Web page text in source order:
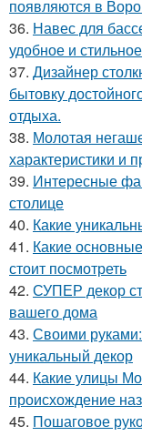
появляются в
36. Навес для
удобное и
37. Дизайнер
бытовку
отдыха.
38. Молотая
характеристики и
39. Интересные
столице
40. Какие
41. Какие
стоит посмотреть
42. СУПЕР декор
вашего дома
43. Своими руками:
уникальный декор
44. Какие улицы
происхождение
45. Пошаговое